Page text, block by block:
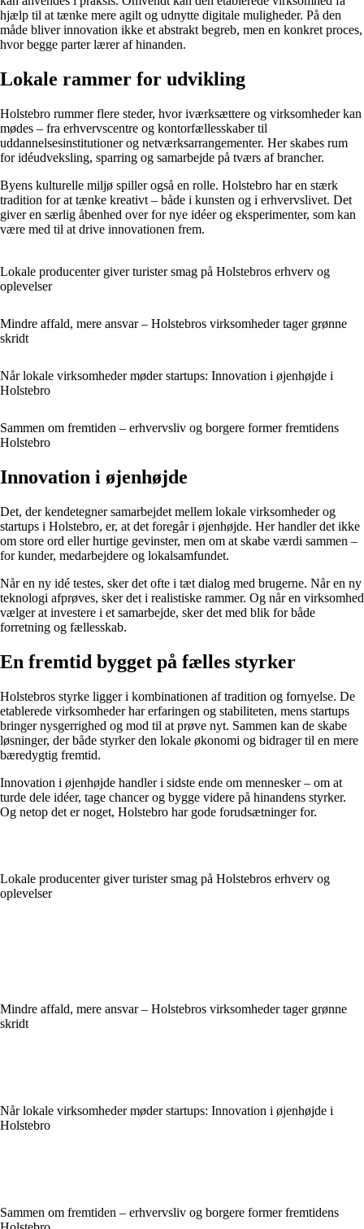
hjælp til at tænke mere agilt og udnytte digitale muligheder. På den
måde bliver innovation ikke et abstrakt begreb, men en konkret proces,
hvor begge parter lærer af hinanden.
Lokale rammer for udvikling
Holstebro rummer flere steder, hvor iværksættere og virksomheder kan
mødes – fra erhvervscentre og kontorfællesskaber til
uddannelsesinstitutioner og netværksarrangementer. Her skabes rum
for idéudveksling, sparring og samarbejde på tværs af brancher.
Byens kulturelle miljø spiller også en rolle. Holstebro har en stærk
tradition for at tænke kreativt – både i kunsten og i erhvervslivet. Det
giver en særlig åbenhed over for nye idéer og eksperimenter, som kan
være med til at drive innovationen frem.
Lokale producenter giver turister smag på Holstebros erhverv og
oplevelser
Mindre affald, mere ansvar – Holstebros virksomheder tager grønne
skridt
Når lokale virksomheder møder startups: Innovation i øjenhøjde i
Holstebro
Sammen om fremtiden – erhvervsliv og borgere former fremtidens
Holstebro
Innovation i øjenhøjde
Det, der kendetegner samarbejdet mellem lokale virksomheder og
startups i Holstebro, er, at det foregår i øjenhøjde. Her handler det ikke
om store ord eller hurtige gevinster, men om at skabe værdi sammen –
for kunder, medarbejdere og lokalsamfundet.
Når en ny idé testes, sker det ofte i tæt dialog med brugerne. Når en ny
teknologi afprøves, sker det i realistiske rammer. Og når en virksomhed
vælger at investere i et samarbejde, sker det med blik for både
forretning og fællesskab.
En fremtid bygget på fælles styrker
Holstebros styrke ligger i kombinationen af tradition og fornyelse. De
etablerede virksomheder har erfaringen og stabiliteten, mens startups
bringer nysgerrighed og mod til at prøve nyt. Sammen kan de skabe
løsninger, der både styrker den lokale økonomi og bidrager til en mere
bæredygtig fremtid.
Innovation i øjenhøjde handler i sidste ende om mennesker – om at
turde dele idéer, tage chancer og bygge videre på hinandens styrker.
Og netop det er noget, Holstebro har gode forudsætninger for.
Lokale producenter giver turister smag på Holstebros erhverv og
oplevelser
Mindre affald, mere ansvar – Holstebros virksomheder tager grønne
skridt
Når lokale virksomheder møder startups: Innovation i øjenhøjde i
Holstebro
Sammen om fremtiden – erhvervsliv og borgere former fremtidens